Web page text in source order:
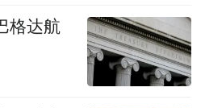
格达航